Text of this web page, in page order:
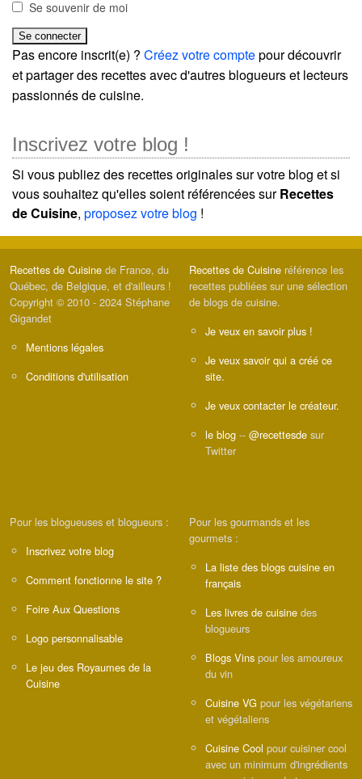
Se souvenir de moi
Pas encore inscrit(e) ? Créez votre comptepour découvrir
et partager des recettes avec d'autres blogueurs et lecteurs
passionnés de cuisine.
Inscrivez votre blog !
Si vous publiez des recettes originales sur votre blog et si
vous souhaitez qu'elles soient référencées surRecettes
de Cuisine, proposez votre blog !
Recettes de Cuisine de France, du
Québec, de Belgique, et d'ailleurs !
Copyright © 2010 - 2024 Stéphane
Gigandet
Mentions légales
Conditions d'utilisation
Recettes de Cuisine référence les
recettes publiées sur une sélection
de blogs de cuisine.
Je veux en savoir plus !
Je veux savoir qui a créé ce
site.
Je veux contacter le créateur.
le blog -- @recettesde sur
Twitter
Pour les blogueuses et blogueurs :
Inscrivez votre blog
Comment fonctionne le site ?
Foire Aux Questions
Logo personnalisable
Le jeu des Royaumes de la
Cuisine
Pour les gourmands et les
gourmets :
La liste des blogs cuisine en
français
Les livres de cuisine des
blogueurs
Blogs Vins pour les amoureux
du vin
Cuisine VG pour les végétariens
et végétaliens
Cuisine Cool pour cuisiner cool
avec un minimum d'ingrédients